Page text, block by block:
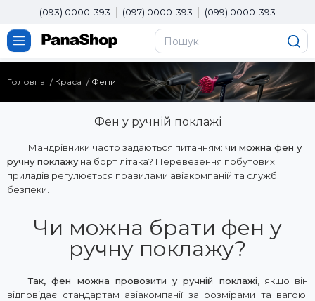
(093) 0000-393 (097) 0000-393 (099) 0000-393
Головна Краса Фени
Фен у ручній поклажі
Мандрівники часто задаються питанням: чи можна фен у
ручну поклажуна борт літака? Перевезення побутових
приладів регулюється правилами авіакомпаній та служб
безпеки.
Чи можна брати фен у
ручну поклажу?
Так, фен можна провозити у ручній поклажі , якщо він
відповідає стандартам авіакомпанії за розмірами та вагою.